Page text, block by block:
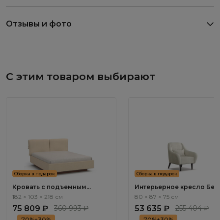
Отзывы и фото
С этим товаром выбирают
Сборка в подарок
Кровать с подъемным
механизмом Савона / Savona
182 × 103 × 218 см
75 809 ₽ 360 993 ₽
Сборка в подарок
Интерьерное кресло
/ Bengal ММ114.1
80 × 87 × 75 см
53 635 ₽ 255 404 ₽